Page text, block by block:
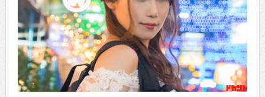
CINEMA×STYLE 285号
CINEMA×STYLE 294号